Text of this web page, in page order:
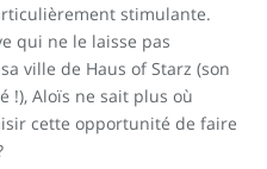
stimulante.
qui ne le laisse pas
ville de Haus of Starz (son
!), Aloïs ne sait plus où
cette opportunité de faire